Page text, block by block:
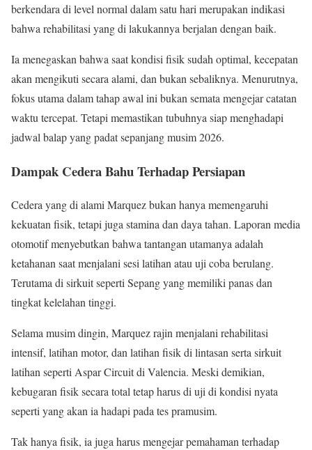
berkendara di level normal dalam satu hari merupakan indikasi
bahwa rehabilitasi yang di lakukannya berjalan dengan baik.
Ia menegaskan bahwa saat kondisi fisik sudah optimal, kecepatan
akan mengikuti secara alami, dan bukan sebaliknya. Menurutnya,
fokus utama dalam tahap awal ini bukan semata mengejar catatan
waktu tercepat. Tetapi memastikan tubuhnya siap menghadapi
jadwal balap yang padat sepanjang musim 2026.
Dampak Cedera Bahu Terhadap Persiapan
Cedera yang di alami Marquez bukan hanya memengaruhi
kekuatan fisik, tetapi juga stamina dan daya tahan. Laporan media
otomotif menyebutkan bahwa tantangan utamanya adalah
ketahanan saat menjalani sesi latihan atau uji coba berulang.
Terutama di sirkuit seperti Sepang yang memiliki panas dan
tingkat kelelahan tinggi.
Selama musim dingin, Marquez rajin menjalani rehabilitasi
intensif, latihan motor, dan latihan fisik di lintasan serta sirkuit
latihan seperti Aspar Circuit di Valencia. Meski demikian,
kebugaran fisik secara total tetap harus di uji di kondisi nyata
seperti yang akan ia hadapi pada tes pramusim.
Tak hanya fisik, ia juga harus mengejar pemahaman terhadap